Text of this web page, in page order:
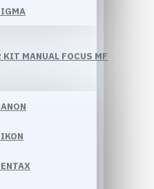
KIT MANUAL FOCUS MF